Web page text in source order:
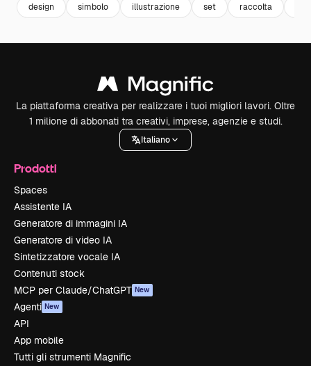
design simbolo illustrazione set raccolta
La piattaforma creativa per realizzare i tuoi migliori lavori. Oltre
1 milione di abbonati tra creativi, imprese, agenzie e studi.
Italiano
Prodotti
Spaces
Assistente IA
Generatore di immagini IA
Generatore di video IA
Sintetizzatore vocale IA
Contenuti stock
MCP per Claude/ChatGPT New
Agenti New
API
App mobile
Tutti gli strumenti Magnific